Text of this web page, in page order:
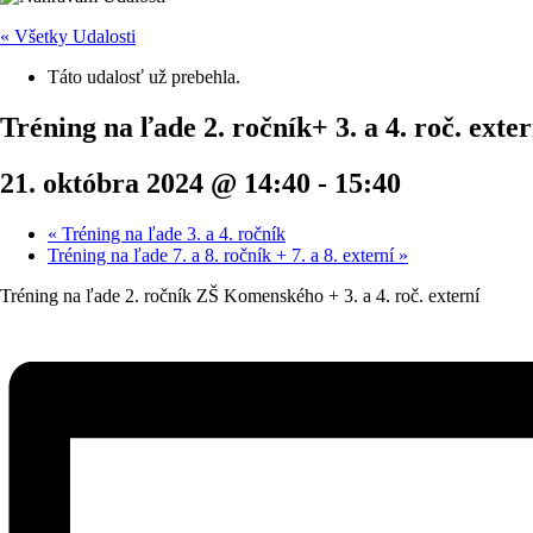
« Všetky Udalosti
Táto udalosť už prebehla.
Tréning na ľade 2. ročník+ 3. a 4. roč.
21. októbra 2024 @ 14:40 - 15:40
« Tréning na ľade 3. a 4. ročník
Tréning na ľade 7. a 8. ročník + 7. a 8. externí »
Tréning na ľade 2. ročník ZŠ Komenského + 3. a 4. roč. externí